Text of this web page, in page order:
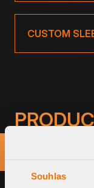
Souhlas
CUSTOM